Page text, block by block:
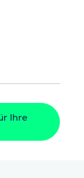
Ihre